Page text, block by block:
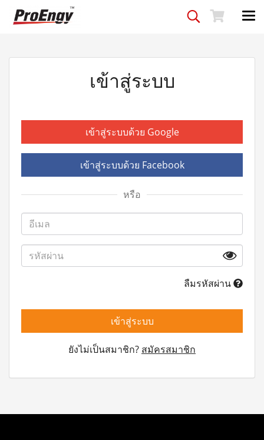
เข้าสู่ระบบ
เข้าสู่ระบบด้วย Google
เข้าสู่ระบบด้วย Facebook
หรือ
ลืมรหัสผ่าน
เข้าสู่ระบบ
ยังไม่เป็นสมาชิก? สมัครสมาชิก